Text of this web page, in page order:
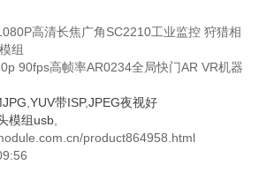
高清长焦广角SC2210工业监控 狩猎相
组
90fps高帧率AR0234全局快门AR VR机器
YUV带ISP,JPEG夜视好
模组usb
product864958.html